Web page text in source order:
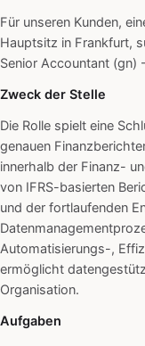
Für unseren Kunden,
Hauptsitz in Frankfurt,
Senior Accountant (gn)
Zweck der Stelle
Die Rolle spielt eine
genauen
innerhalb der Finanz-
von IFRS-basierten
und der fortlaufenden
Automatisierungs-,
ermöglicht
Organisation.
Aufgaben